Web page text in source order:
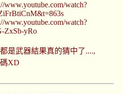
www.youtube.com/watch?
www.youtube.com/watch?
ZxSb-yRo
是武器結果真的猜中了....,
XD